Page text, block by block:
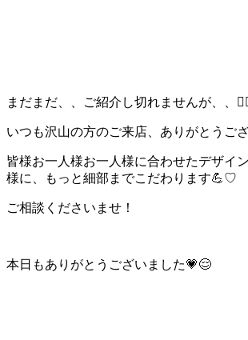
まだまだ、、ご紹介し切れませんが、、
いつも沢山の方のご来店、ありがとうござ
皆様お一人様お一人様に合わせたデザイ
様に、もっと細部までこだわります💪♡
ご相談くださいませ！
本日もありがとうございました💗😌